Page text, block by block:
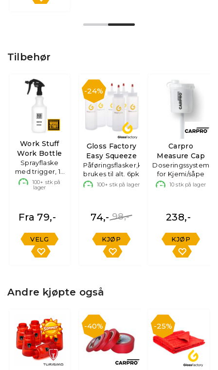
Tilbehør
Work Stuff
Work Bottle
Sprayflaske
med trigger, 1L
& 0.75L
100+ stk på
lager
Fra 79,-
VELG
24%
Gloss Factory
Easy Squeeze
Påføringsflasker,kan
brukes til alt. 6pk
100+ stk på lager
98,-
74,-
KJØP
Carpro
Measure Cap
Doseringssystem
for Kjemi/såpe
10 stk på lager
238,-
KJØP
Andre kjøpte også
40% 25%